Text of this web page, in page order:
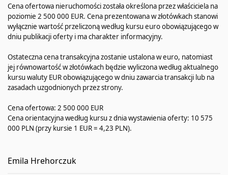
Cena ofertowa nieruchomości została określona przez właściciela na
poziomie 2 500 000 EUR. Cena prezentowana w złotówkach stanowi
wyłącznie wartość przeliczoną według kursu euro obowiązującego w
dniu publikacji oferty i ma charakter informacyjny.
Ostateczna cena transakcyjna zostanie ustalona w euro, natomiast
jej równowartość w złotówkach będzie wyliczona według aktualnego
kursu waluty EUR obowiązującego w dniu zawarcia transakcji lub na
zasadach uzgodnionych przez strony.
Cena ofertowa: 2 500 000 EUR
Cena orientacyjna według kursu z dnia wystawienia oferty: 10 575
000 PLN (przy kursie 1 EUR = 4,23 PLN).
Emila Hrehorczuk